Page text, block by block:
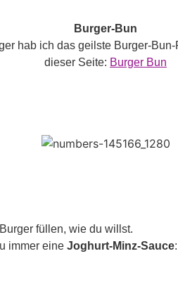
Burger-Bun
hab ich das geilste Burger-
dieser Seite: Burger Bun
füllen, wie du willst.
immer eine Joghurt-Minz-Sauce: